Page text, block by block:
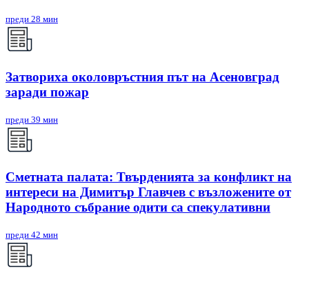
преди 28 мин
Затвориха околовръстния път на Асеновград
заради пожар
преди 39 мин
Сметната палата: Твърденията за конфликт на
интереси на Димитър Главчев с възложените от
Народното събрание одити са спекулативни
преди 42 мин